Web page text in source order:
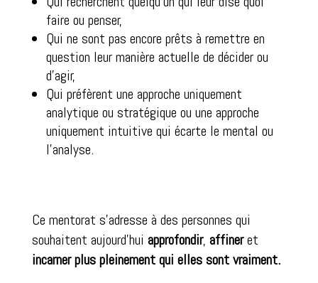
faire ou penser,
Qui ne sont pas encore prêts à remettre en
question leur manière actuelle de décider ou
d’agir,
Qui préfèrent une approche uniquement
analytique ou stratégique ou une approche
uniquement intuitive qui écarte le mental ou
l’analyse.
Ce mentorat s’adresse à des personnes qui
souhaitent aujourd’hui approfondir, affineret
incarner plus pleinement qui elles sont vraiment.